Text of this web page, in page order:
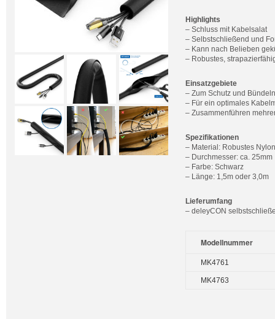
Highlights
– Schluss mit Kabelsalat
– Selbstschließend und
– Kann nach Belieben
– Robustes,
Einsatzgebiete
– Zum Schutz und
– Für ein optimales
– Zusammenführen
Spezifikationen
– Material: Robustes
– Durchmesser: ca. 25mm
– Farbe: Schwarz
– Länge: 1,5m oder 3,0m
Lieferumfang
– deleyCON
Modellnummer
MK4761
MK4763